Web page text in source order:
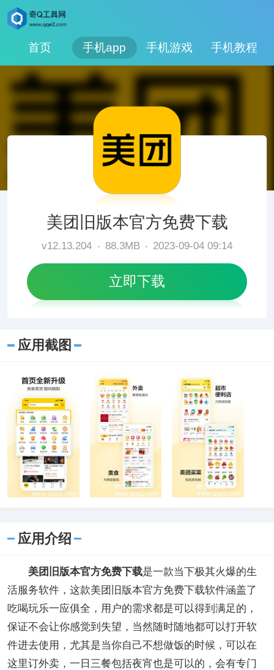
首页 手机app 手机游戏 手机教程
美团旧版本官方免费下载
v12.13.204 88.3MB 2023-09-04 09:14
立即下载
应用截图
应用介绍
美团旧版本官方免费下载是一款当下极其火爆的生
活服务软件，这款美团旧版本官方免费下载软件涵盖了
吃喝玩乐一应俱全，用户的需求都是可以得到满足的，
保证不会让你感觉到失望，当然随时随地都可以打开软
件进去使用，尤其是当你自己不想做饭的时候，可以在
这里订外卖，一日三餐包括夜宵也是可以的，会有专门